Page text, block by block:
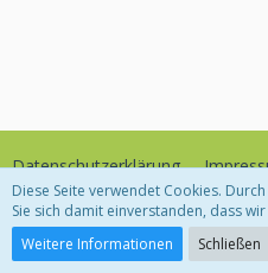
Datenschutzerklärung
Community-
Diese Seite verwendet Cookies.
Sie sich damit einverstanden, dass
Weitere Informationen
Schließen